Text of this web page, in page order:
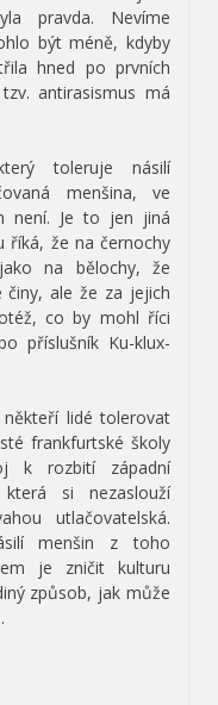
pravda. Nevíme
být méně, kdyby
hned po prvních
antirasismus má
toleruje násilí
menšina, ve
není. Je to jen jiná
říká, že na černochy
na bělochy, že
činy, ale že za jejich
co by mohl říci
příslušník Ku-klux-
lidé tolerovat
frankfurtské školy
k rozbití západní
si nezaslouží
utlačovatelská.
menšin z toho
je zničit kulturu
způsob, jak může